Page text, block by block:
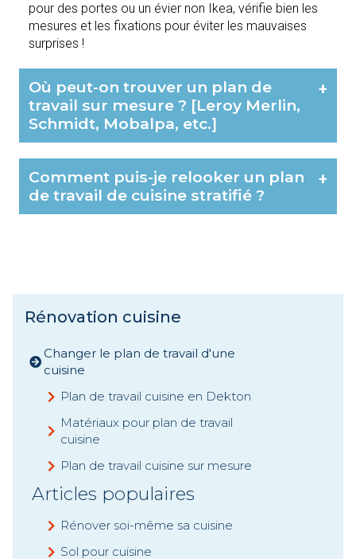
pour des portes ou un évier non Ikea, vérifie bien les
mesures et les fixations pour éviter les mauvaises
surprises !
Où peut-on trouver un plan de
travail sur mesure ? [Leroy Merlin,
Schmidt, Mobalpa, etc.]
+
Comment puis-je relooker un plan
de travail de cuisine stratifié ?
+
Rénovation cuisine
Changer le plan de travail d'une
cuisine
Plan de travail cuisine en Dekton
Matériaux pour plan de travail
cuisine
Plan de travail cuisine sur mesure
Articles populaires
Rénover soi-même sa cuisine
Sol pour cuisine